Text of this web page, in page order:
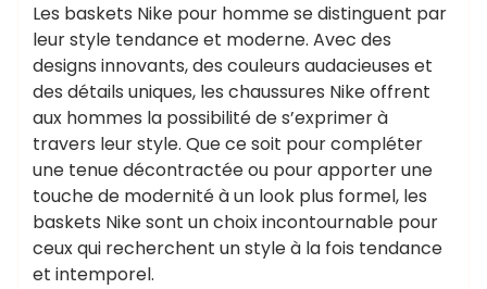
Les baskets Nike pour homme se distinguent par
leur style tendance et moderne. Avec des
designs innovants, des couleurs audacieuses et
des détails uniques, les chaussures Nike offrent
aux hommes la possibilité de s’exprimer à
travers leur style. Que ce soit pour compléter
une tenue décontractée ou pour apporter une
touche de modernité à un look plus formel, les
baskets Nike sont un choix incontournable pour
ceux qui recherchent un style à la fois tendance
et intemporel.